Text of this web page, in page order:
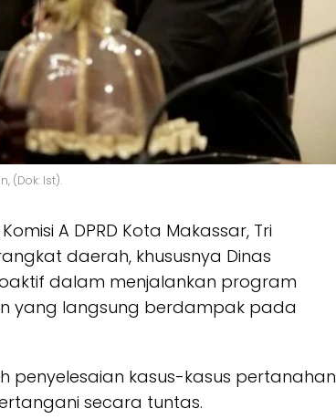
(Dok: Ist).
A DPRD Kota Makassar, Tri
daerah, khususnya Dinas
dalam menjalankan program
yang langsung berdampak pada
penyelesaian kasus-kasus pertanahan
secara tuntas.